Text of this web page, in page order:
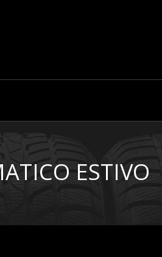
ESTIVO